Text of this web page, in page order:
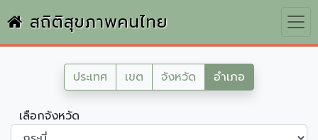
สถิติสุขภาพคนไทย
ประเทศ เขต จังหวัด อำเภอ
เลือกจังหวัด